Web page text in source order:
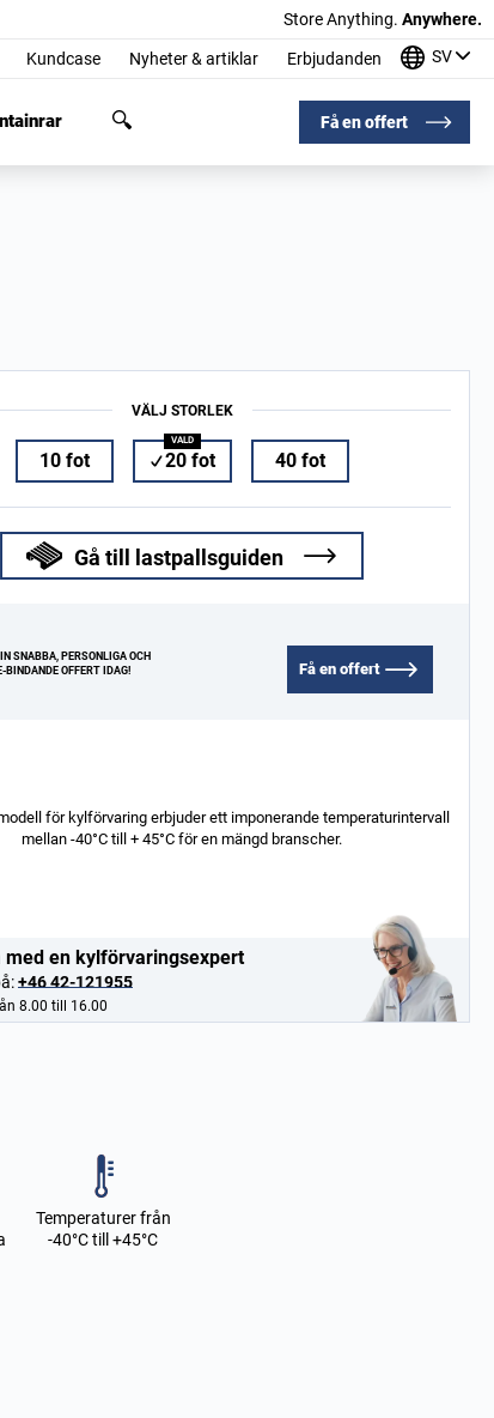
Store Anything. Anywhere.
Kundcase Nyheter & artiklar Erbjudanden SV
Få en offert
VÄLJ STORLEK
10 fot 20 fot 40 fot
Gå till lastpallsguiden
Få en offert
SNABBA, PERSONLIGA OCH
BINDANDE OFFERT IDAG!
för kylförvaring erbjuder ett imponerande temperaturintervall
mellan -40°C till + 45°C för en mängd branscher.
med en kylförvaringsexpert
+46 42-121955
8.00 till 16.00
Temperaturer från
-40°C till +45°C